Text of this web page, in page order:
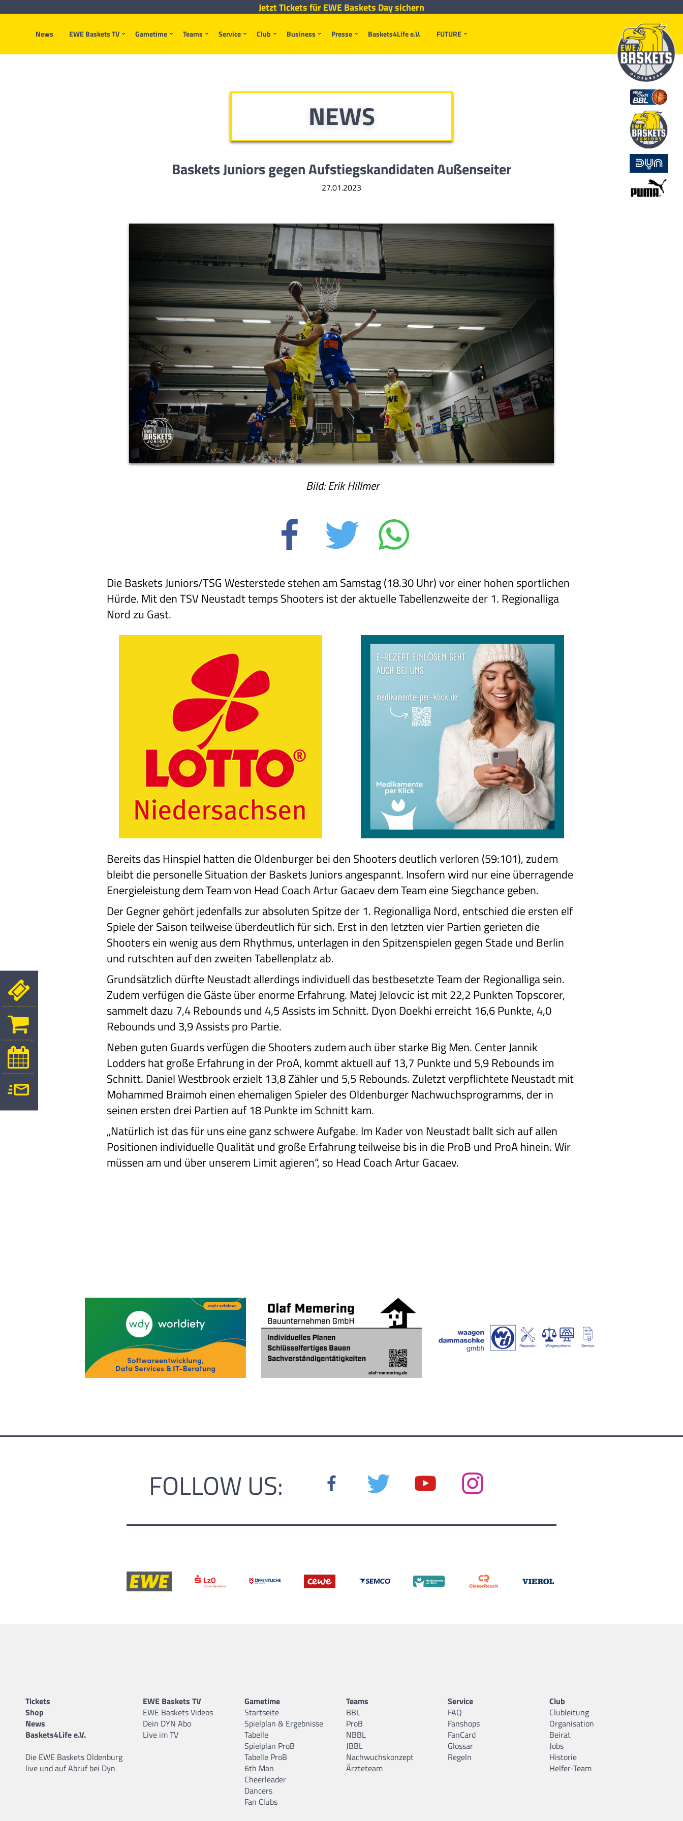
News EWE Baskets TV Gametime Teams Service Club Business Presse Baskets4Life e.V. FUTURE
Jetzt Tickets für EWE Baskets Day sichern
NEWS
Baskets Juniors gegen Aufstiegskandidaten Außenseiter
27.01.2023
Bild: Erik Hillmer
Die Baskets Juniors/TSG Westerstede stehen am Samstag (18.30 Uhr) vor einer hohen sportlichen
Hürde. Mit den TSV Neustadt temps Shooters ist der aktuelle Tabellenzweite der 1. Regionalliga
Nord zu Gast.
Bereits das Hinspiel hatten die Oldenburger bei den Shooters deutlich verloren (59:101), zudem
bleibt die personelle Situation der Baskets Juniors angespannt. Insofern wird nur eine überragende
Energieleistung dem Team von Head Coach Artur Gacaev dem Team eine Siegchance geben.
Der Gegner gehört jedenfalls zur absoluten Spitze der 1. Regionalliga Nord, entschied die ersten elf
Spiele der Saison teilweise überdeutlich für sich. Erst in den letzten vier Partien gerieten die
Shooters ein wenig aus dem Rhythmus, unterlagen in den Spitzenspielen gegen Stade und Berlin
und rutschten auf den zweiten Tabellenplatz ab.
Grundsätzlich dürfte Neustadt allerdings individuell das bestbesetzte Team der Regionalliga sein.
Zudem verfügen die Gäste über enorme Erfahrung. Matej Jelovcic ist mit 22,2 Punkten Topscorer,
sammelt dazu 7,4 Rebounds und 4,5 Assists im Schnitt. Dyon Doekhi erreicht 16,6 Punkte, 4,0
Rebounds und 3,9 Assists pro Partie.
Neben guten Guards verfügen die Shooters zudem auch über starke Big Men. Center Jannik
Lodders hat große Erfahrung in der ProA, kommt aktuell auf 13,7 Punkte und 5,9 Rebounds im
Schnitt. Daniel Westbrook erzielt 13,8 Zähler und 5,5 Rebounds. Zuletzt verpflichtete Neustadt mit
Mohammed Braimoh einen ehemaligen Spieler des Oldenburger Nachwuchsprogramms, der in
seinen ersten drei Partien auf 18 Punkte im Schnitt kam.
„Natürlich ist das für uns eine ganz schwere Aufgabe. Im Kader von Neustadt ballt sich auf allen
Positionen individuelle Qualität und große Erfahrung teilweise bis in die ProB und ProA hinein. Wir
müssen am und über unserem Limit agieren“, so Head Coach Artur Gacaev.
FOLLOW US:
Tickets
Shop
News
Baskets4Life e.V.
Die EWE Baskets Oldenburg
live und auf Abruf bei Dyn
EWE Baskets TV
EWE Baskets Videos
Dein DYN Abo
Live im TV
Gametime
Startseite
Spielplan & Ergebnisse
Tabelle
Spielplan ProB
Tabelle ProB
6th Man
Cheerleader
Dancers
Fan Clubs
Teams
BBL
ProB
NBBL
JBBL
Nachwuchskonzept
Ärzteteam
Service
FAQ
Fanshops
FanCard
Glossar
Regeln
Club
Clubleitung
Organisation
Beirat
Jobs
Historie
Helfer-Team